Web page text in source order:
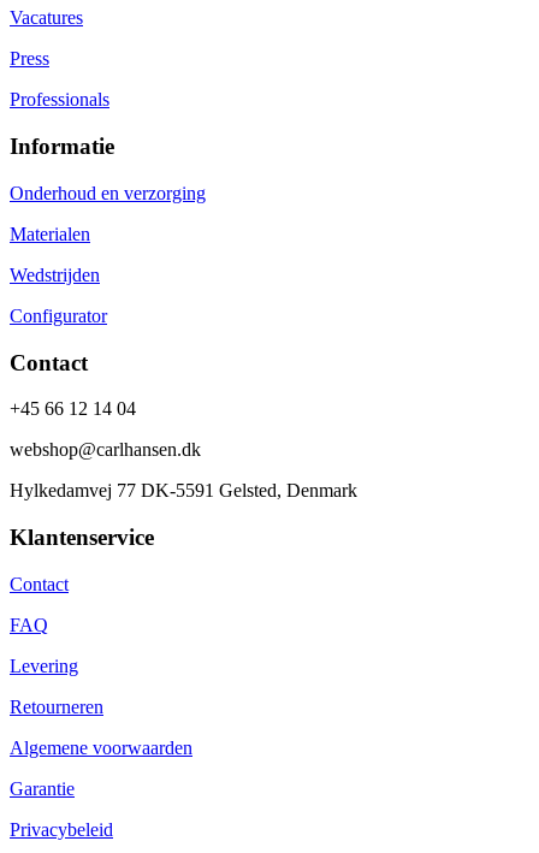
Vacatures
Press
Professionals
Informatie
Onderhoud en verzorging
Materialen
Wedstrijden
Configurator
Contact
+45 66 12 14 04
webshop@carlhansen.dk
Hylkedamvej 77 DK-5591 Gelsted, Denmark
Klantenservice
Contact
FAQ
Levering
Retourneren
Algemene voorwaarden
Garantie
Privacybeleid